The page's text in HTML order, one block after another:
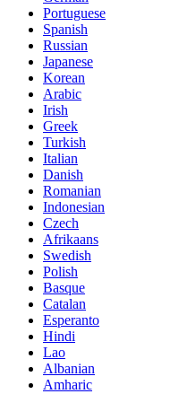
Portuguese
Spanish
Russian
Japanese
Korean
Arabic
Irish
Greek
Turkish
Italian
Danish
Romanian
Indonesian
Czech
Afrikaans
Swedish
Polish
Basque
Catalan
Esperanto
Hindi
Lao
Albanian
Amharic